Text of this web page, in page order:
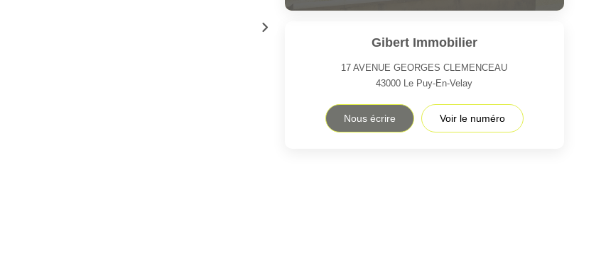
Gibert Immobilier
17 AVENUE GEORGES CLEMENCEAU
43000 Le Puy-En-Velay
Nous écrire Voir le numéro